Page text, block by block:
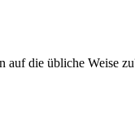
die übliche Weise